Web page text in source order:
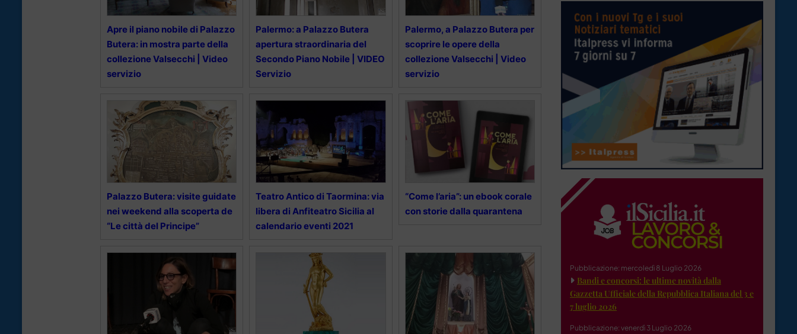
Apre il piano nobile di Palazzo
Butera: in mostra parte della
collezione Valsecchi | Video
servizio
Palermo: a Palazzo Butera
apertura straordinaria del
Secondo Piano Nobile | VIDEO
Servizio
Palermo, a Palazzo Butera per
scoprire le opere della
collezione Valsecchi | Video
servizio
Palazzo Butera: visite guidate
nei weekend alla scoperta de
“Le città del Principe”
Teatro Antico di Taormina: via
libera di Anfiteatro Sicilia al
calendario eventi 2021
“Come l’aria”: un ebook corale
con storie dalla quarantena
Pubblicazione: mercoledì 8 Luglio 2026
Bandi e concorsi: le ultime novità dalla
Gazzetta Ufficiale della Repubblica Italiana del 3 e
7 luglio 2026
Pubblicazione: venerdì 3 Luglio 2026